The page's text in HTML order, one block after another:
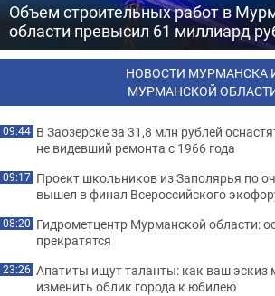
Объем строительных работ в
области превысил 61 миллиард
НОВОСТИ МУРМАНСКА
МУРМАНСКОЙ
09:44 В Заозерске за 31,8 млн рублей
не видевший ремонта с 1966 года
09:17 Проект школьников из Заполярья по
вышел в финал Всероссийского
08:20 Гидрометцентр Мурманской области:
прекратятся
23:26 Апатиты ищут таланты: как ваш эскиз
изменить облик города к юбилею